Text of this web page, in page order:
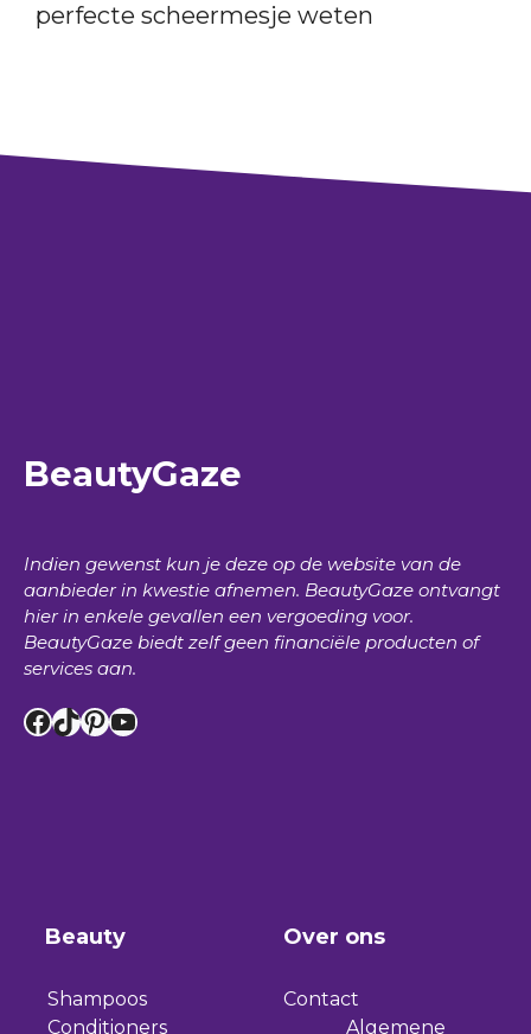
perfecte scheermesje weten
BeautyGaze
Indien gewenst kun je deze op de website van de
aanbieder in kwestie afnemen. BeautyGaze ontvangt
hier in enkele gevallen een vergoeding voor.
BeautyGaze biedt zelf geen financiële producten of
services aan.
Facebook
TikTok
Pinterest
YouTube
Beauty
Shampoos
Conditioners
Over ons
Contact
Algemene